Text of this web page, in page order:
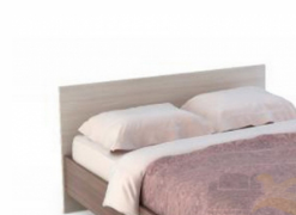
гостиную
Мебель